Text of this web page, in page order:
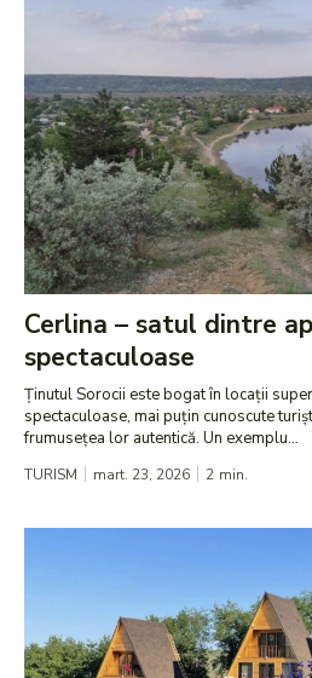
Cerlina – satul dintre
spectaculoase
Ținutul Sorocii este bogat în locații
spectaculoase, mai puțin cunoscute
frumusețea lor autentică. Un exemplu...
TURISM mart. 23, 2026 2 min.